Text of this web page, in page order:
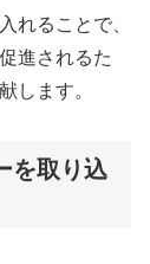
れることで、
進されるた
します。
を取り込